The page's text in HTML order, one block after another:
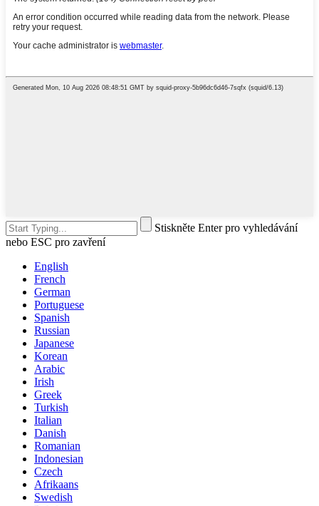
Stiskněte Enter pro vyhledávání
nebo ESC pro zavření
English
French
German
Portuguese
Spanish
Russian
Japanese
Korean
Arabic
Irish
Greek
Turkish
Italian
Danish
Romanian
Indonesian
Czech
Afrikaans
Swedish